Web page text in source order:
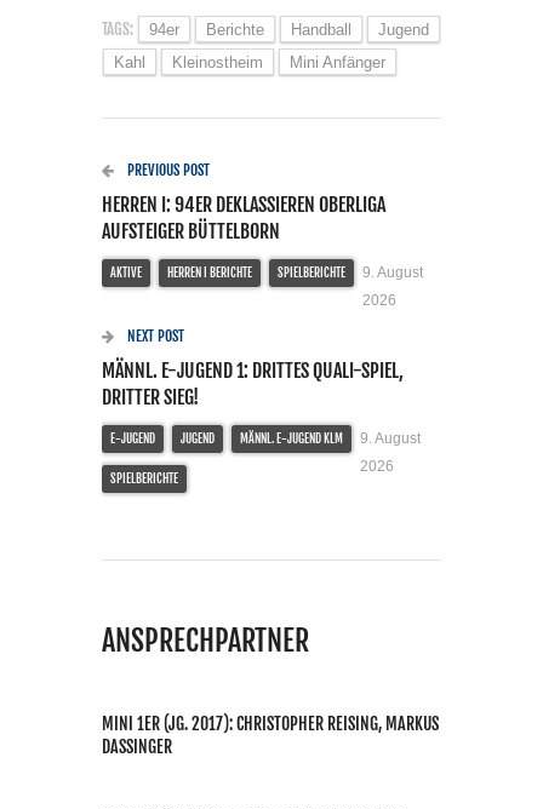
TAGS: 94er Berichte Handball
Jugend
Kahl
Kleinostheim Mini Anfänger
PREVIOUS POST
HERREN I: 94ER DEKLASSIEREN OBERLIGA
AUFSTEIGER BÜTTELBORN
AKTIVE HERREN I BERICHTE SPIELBERICHTE
9. August
2026
NEXT POST
MÄNNL. E-JUGEND 1: DRITTES QUALI-SPIEL,
DRITTER SIEG!
E-JUGEND JUGEND MÄNNL. E-JUGEND KLM
SPIELBERICHTE
9. August
2026
ANSPRECHPARTNER
MINI 1ER (JG. 2017): CHRISTOPHER REISING, MARKUS
DASSINGER